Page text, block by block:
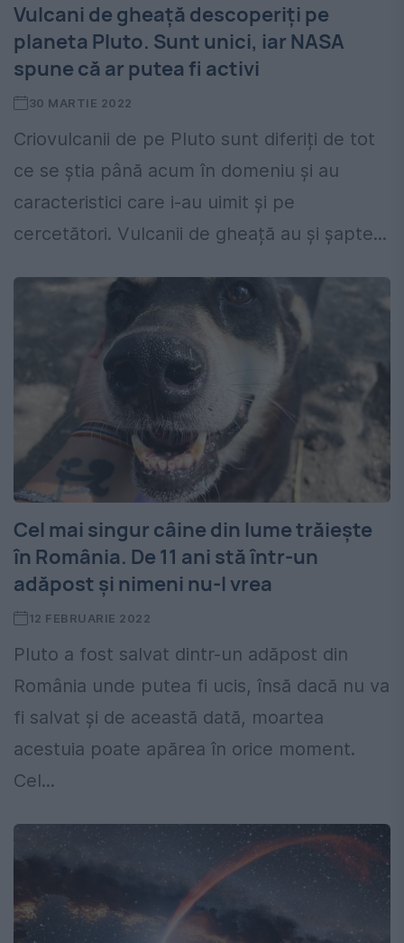
Vulcani de gheață descoperiți pe
planeta Pluto. Sunt unici, iar NASA
spune că ar putea fi activi
30 MARTIE 2022
Criovulcanii de pe Pluto sunt diferiți de tot
ce se știa până acum în domeniu și au
caracteristici care i-au uimit și pe
cercetători. Vulcanii de gheață au și șapte...
Cel mai singur câine din lume trăiește
în România. De 11 ani stă într-un
adăpost și nimeni nu-l vrea
12 FEBRUARIE 2022
Pluto a fost salvat dintr-un adăpost din
România unde putea fi ucis, însă dacă nu va
fi salvat și de această dată, moartea
acestuia poate apărea în orice moment.
Cel...